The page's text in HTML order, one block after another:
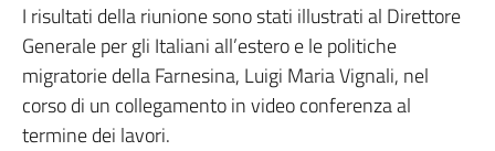
I risultati della riunione sono stati illustrati al Direttore
Generale per gli Italiani all’estero e le politiche
migratorie della Farnesina, Luigi Maria Vignali, nel
corso di un collegamento in video conferenza al
termine dei lavori.